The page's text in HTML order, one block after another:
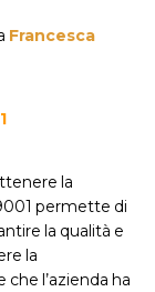
Francesca
la
permette di
la qualità e
la
l’azienda ha